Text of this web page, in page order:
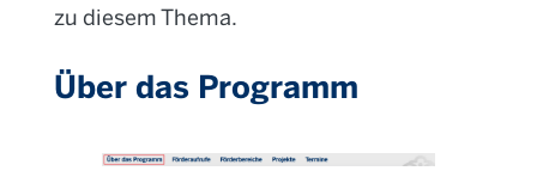
zu diesem Thema.
Über das Programm